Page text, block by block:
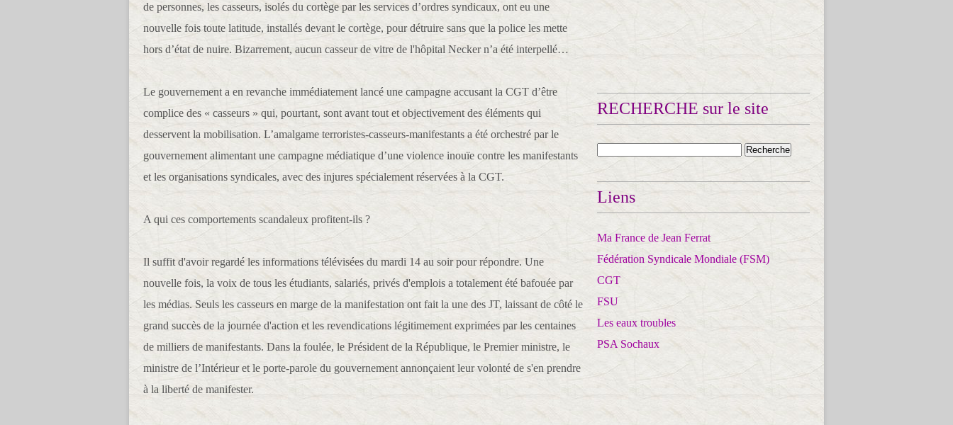
de personnes, les casseurs, isolés du cortège par les services d’ordres syndicaux, ont eu une
nouvelle fois toute latitude, installés devant le cortège, pour détruire sans que la police les mette
hors d’état de nuire. Bizarrement, aucun casseur de vitre de l'hôpital Necker n’a été interpellé…
Le gouvernement a en revanche immédiatement lancé une campagne accusant la CGT d’être
complice des « casseurs » qui, pourtant, sont avant tout et objectivement des éléments qui
desservent la mobilisation. L’amalgame terroristes-casseurs-manifestants a été orchestré par le
gouvernement alimentant une campagne médiatique d’une violence inouïe contre les manifestants
et les organisations syndicales, avec des injures spécialement réservées à la CGT.
A qui ces comportements scandaleux profitent-ils ?
Il suffit d'avoir regardé les informations télévisées du mardi 14 au soir pour répondre. Une
nouvelle fois, la voix de tous les étudiants, salariés, privés d'emplois a totalement été bafouée par
les médias. Seuls les casseurs en marge de la manifestation ont fait la une des JT, laissant de côté le
grand succès de la journée d'action et les revendications légitimement exprimées par les centaines
de milliers de manifestants. Dans la foulée, le Président de la République, le Premier ministre, le
ministre de l’Intérieur et le porte-parole du gouvernement annonçaient leur volonté de s'en prendre
à la liberté de manifester.
RECHERCHE sur le site
Liens
Ma France de Jean Ferrat
Fédération Syndicale Mondiale (FSM)
CGT
FSU
Les eaux troubles
PSA Sochaux